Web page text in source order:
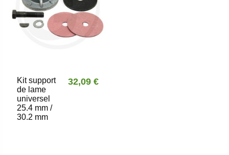
Kit support
de lame
universel
25.4 mm /
30.2 mm
32,09 €